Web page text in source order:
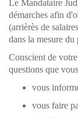
Le Mandataire
démarches afin
(arrièrès de
dans la mesure du
Conscient de
questions que
vous
vous faire